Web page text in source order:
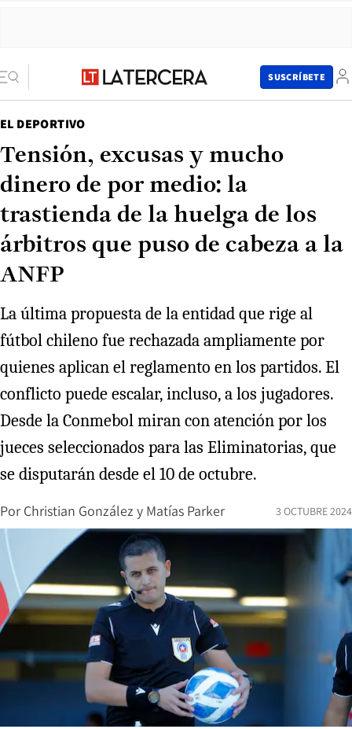
SUSCRÍBETE
EL DEPORTIVO
Tensión, excusas y mucho
dinero de por medio: la
trastienda de la huelga de los
árbitros que puso de cabeza a la
ANFP
La última propuesta de la entidad que rige al
fútbol chileno fue rechazada ampliamente por
quienes aplican el reglamento en los partidos. El
conflicto puede escalar, incluso, a los jugadores.
Desde la Conmebol miran con atención por los
jueces seleccionados para las Eliminatorias, que
se disputarán desde el 10 de octubre.
Por Christian González y Matías Parker 3 OCTUBRE 2024